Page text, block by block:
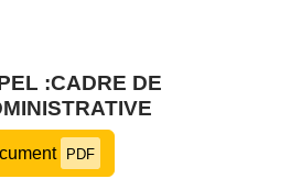
:CADRE DE
PDF